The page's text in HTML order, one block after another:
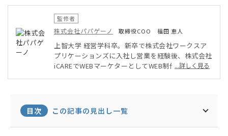
監修者
株式会社パパゲーノ 取締役COO 福田 恵人
上智大学 経営学科卒。新卒で株式会社ワークスア
プリケーションズに入社し営業を経験後、株式会社
iCAREでWEBマーケターとしてWEB制作、広告運
...詳しく見る
目次 この記事の見出し一覧